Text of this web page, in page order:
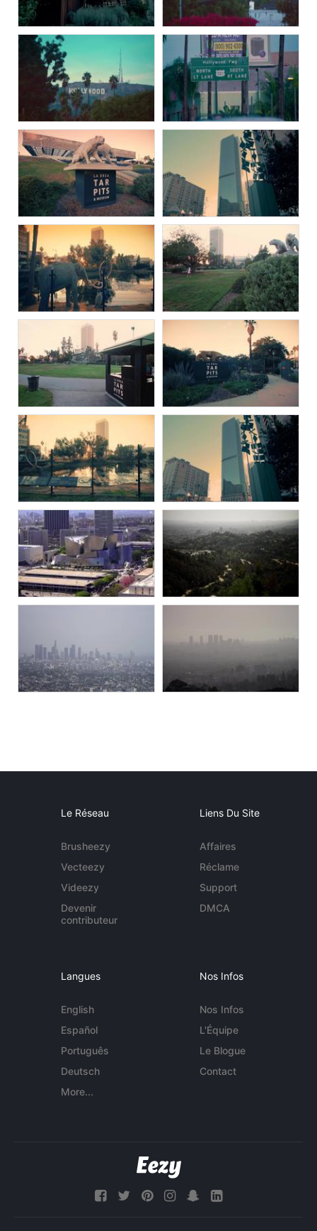
Le Réseau
Brusheezy
Vecteezy
Videezy
Devenir
contributeur
Liens Du Site
Affaires
Réclame
Support
DMCA
Langues
English
Español
Português
Deutsch
More...
Nos Infos
Nos Infos
L'Équipe
Le Blogue
Contact